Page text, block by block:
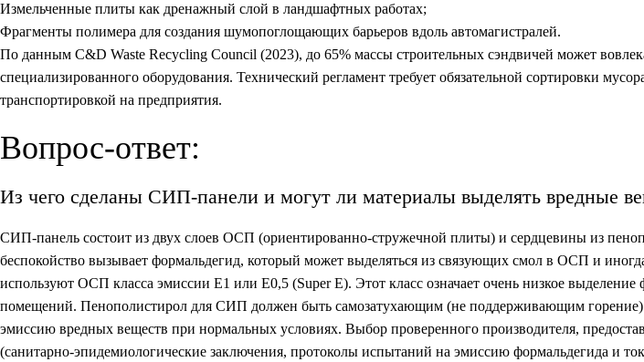
Измельченные плиты как дренажный слой в ландшафтных работах;
Фрагменты полимера для создания шумопоглощающих барьеров вдоль автомагистралей.
По данным C&D Waste Recycling Council (2023), до 65% массы строительных сэндвичей может
специализированного оборудования. Технический регламент требует обязательной сортировки
транспортировкой на предприятия.
Вопрос-ответ:
Из чего сделаны СИП-панели и могут ли материалы выделять вредные
СИП-панель состоит из двух слоев ОСП (ориентированно-стружечной плиты) и сердцевины из
беспокойство вызывает формальдегид, который может выделяться из связующих смол в ОСП и
используют ОСП класса эмиссии Е1 или Е0,5 (Super E). Этот класс означает очень низкое выделение
помещений. Пенополистирол для СИП должен быть самозатухающим (не поддерживающим горение)
эмиссию вредных веществ при нормальных условиях. Выбор проверенного производителя,
(санитарно-эпидемиологические заключения, протоколы испытаний на эмиссию формальдегида и